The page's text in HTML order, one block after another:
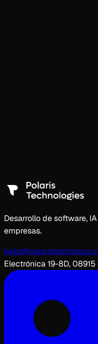
Desarrollo de software,
empresas.
Electrónica 19-8D,